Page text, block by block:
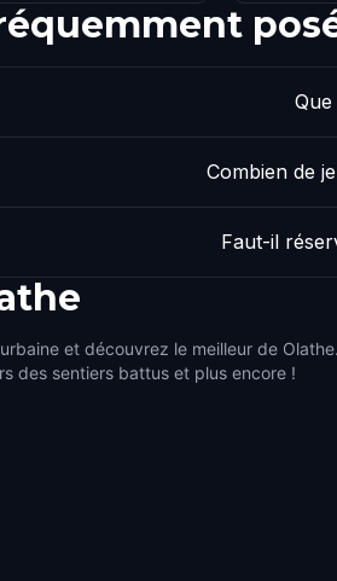
Combien de
Faut-il
et découvrez le meilleur de Olathe.
des sentiers battus et plus encore !